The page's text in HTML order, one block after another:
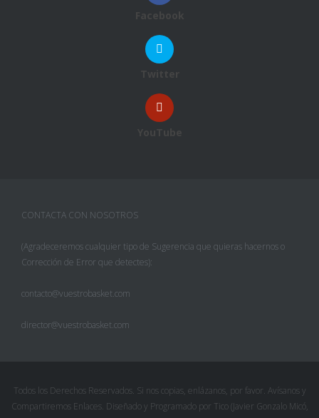
Facebook
Twitter
YouTube
CONTACTA CON NOSOTROS
(Agradeceremos cualquier tipo de Sugerencia que quieras hacernos o
Corrección de Error que detectes):
contacto@vuestrobasket.com
director@vuestrobasket.com
Todos los Derechos Reservados. Si nos copias, enlázanos, por favor. Avísanos y
Compartiremos Enlaces. Diseñado y Programado por Tico (Javier Gonzalo Micó,